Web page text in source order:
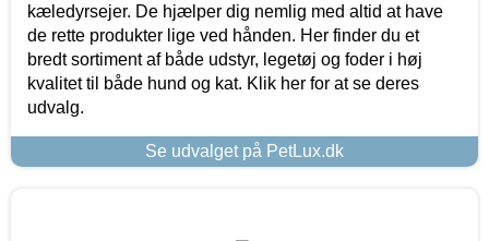
kæledyrsejer. De hjælper dig nemlig med altid at have
de rette produkter lige ved hånden. Her finder du et
bredt sortiment af både udstyr, legetøj og foder i høj
kvalitet til både hund og kat. Klik her for at se deres
udvalg.
Se udvalget på PetLux.dk